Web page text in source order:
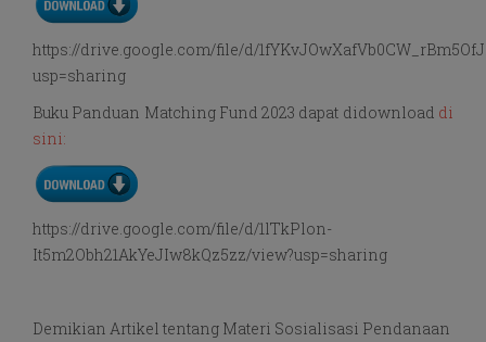
https://drive.google.com/file/d/
usp=sharing
Buku Panduan Matching Fund 2023 dapat didownload di
sini:
https://drive.google.com/file/d/1lTkPlon-
It5m2Obh21AkYeJIw8kQz5zz/view?usp=sharing
Demikian Artikel tentang Materi Sosialisasi Pendanaan